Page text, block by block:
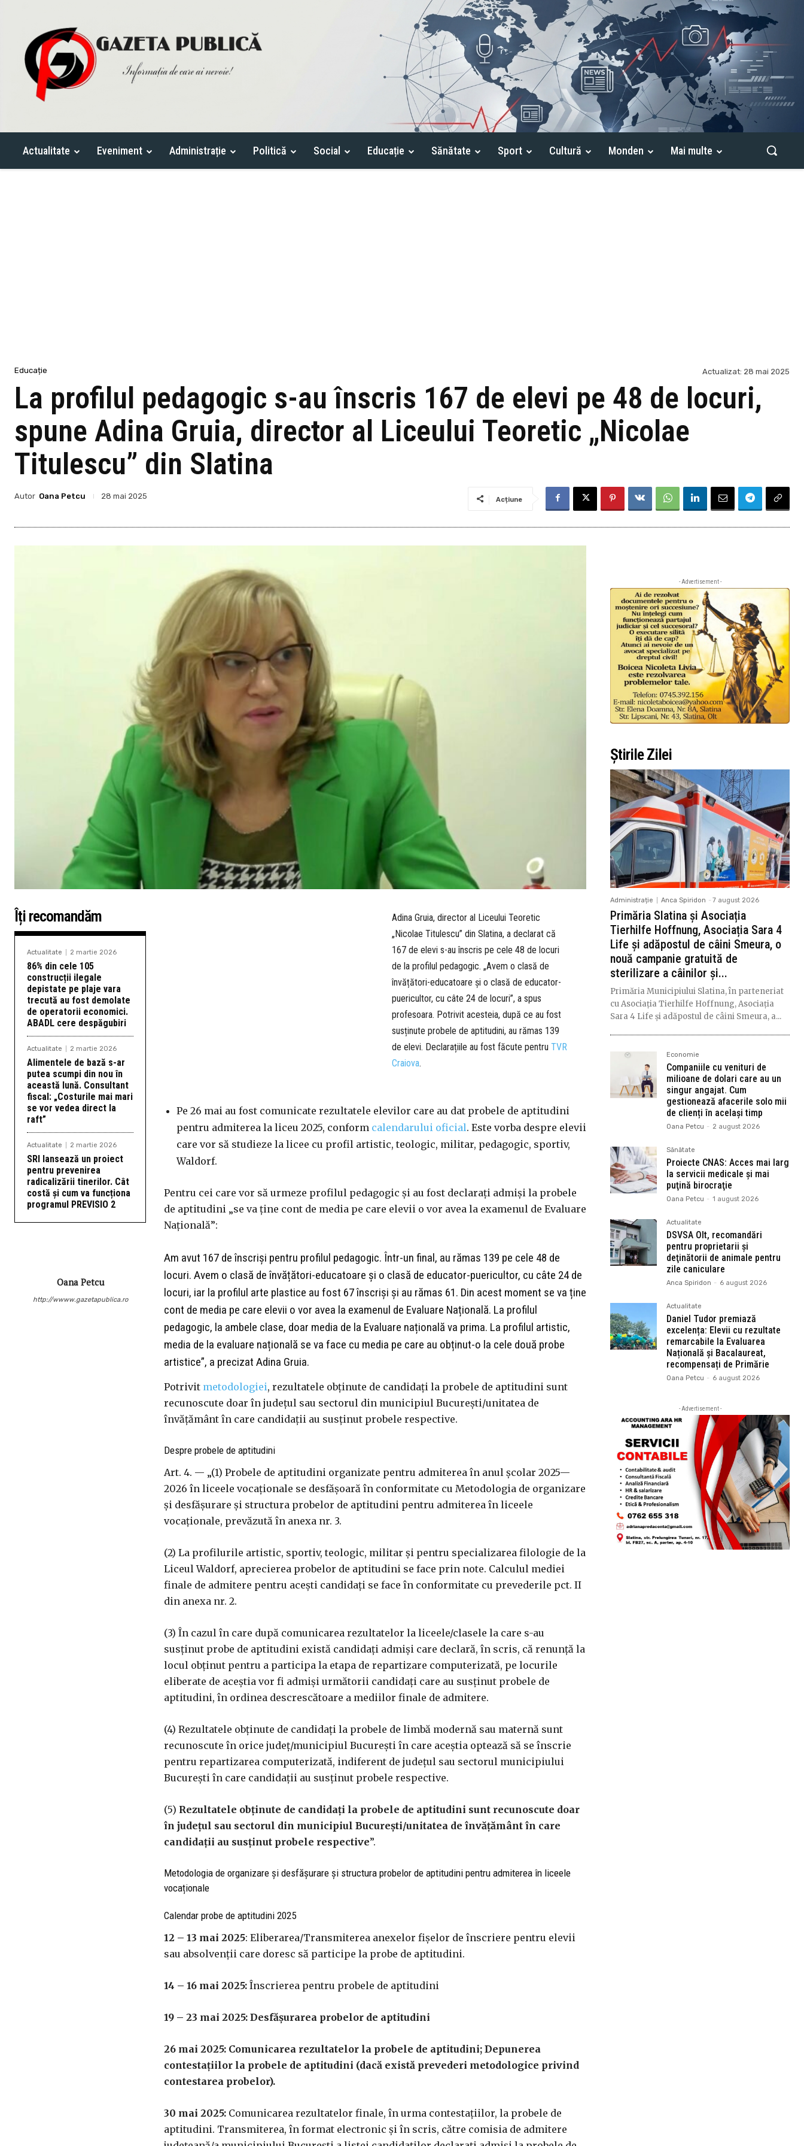
Actualitate Eveniment Administrație Politică Social Educație Sănătate Sport Cultură Monden Mai multe
Educație Actualizat: 28 mai 2025
La profilul pedagogic s-au înscris 167 de elevi pe 48 de locuri,
spune Adina Gruia, director al Liceului Teoretic „Nicolae
Titulescu” din Slatina
Autor Oana Petcu 28 mai 2025 Acțiune
Îți recomandăm
Actualitate 2 martie 2026
86% din cele 105
construcții ilegale
depistate pe plaje vara
trecută au fost demolate
de operatorii economici.
ABADL cere despăgubiri
Actualitate 2 martie 2026
Alimentele de bază s-ar
putea scumpi din nou în
această lună. Consultant
fiscal: „Costurile mai mari
se vor vedea direct la
raft”
Actualitate 2 martie 2026
SRI lansează un proiect
pentru prevenirea
radicalizării tinerilor. Cât
costă și cum va funcționa
programul PREVISIO 2
Oana Petcu
http://wwww.gazetapublica.ro
Adina Gruia, director al Liceului Teoretic
„Nicolae Titulescu” din Slatina, a declarat că
167 de elevi s-au înscris pe cele 48 de locuri
de la profilul pedagogic. „Avem o clasă de
învățători-educatoare și o clasă de educator-
puericultor, cu câte 24 de locuri”, a spus
profesoara. Potrivit acesteia, după ce au fost
susținute probele de aptitudini, au rămas 139
de elevi. Declarațiile au fost făcute pentruTVR
Craiova.
Pe 26 mai au fost comunicate rezultatele elevilor care au dat probele de aptitudini
pentru admiterea la liceu 2025, conform calendarului oficial. Este vorba despre elevii
care vor să studieze la licee cu profil artistic, teologic, militar, pedagogic, sportiv,
Waldorf.
Pentru cei care vor să urmeze profilul pedagogic și au fost declarați admiși la probele
de aptitudini „se va ține cont de media pe care elevii o vor avea la examenul de Evaluare
Națională”:
Am avut 167 de înscriși pentru profilul pedagogic. Într-un final, au rămas 139 pe cele 48 de
locuri. Avem o clasă de învățători-educatoare și o clasă de educator-puericultor, cu câte 24 de
locuri, iar la profilul arte plastice au fost 67 înscriși și au rămas 61. Din acest moment se va ține
cont de media pe care elevii o vor avea la examenul de Evaluare Națională. La profilul
pedagogic, la ambele clase, doar media de la Evaluare națională va prima. La profilul artistic,
media de la evaluare națională se va face cu media pe care au obținut-o la cele două probe
artistice”, a precizat Adina Gruia.
Potrivit metodologiei, rezultatele obținute de candidați la probele de aptitudini sunt
recunoscute doar în județul sau sectorul din municipiul București/unitatea de
învățământ în care candidații au susținut probele respective.
Despre probele de aptitudini
Art. 4. — „(1) Probele de aptitudini organizate pentru admiterea în anul școlar 2025—
2026 în liceele vocaționale se desfășoară în conformitate cu Metodologia de organizare
și desfășurare și structura probelor de aptitudini pentru admiterea în liceele
vocaționale, prevăzută în anexa nr. 3.
(2) La profilurile artistic, sportiv, teologic, militar și pentru specializarea filologie de la
Liceul Waldorf, aprecierea probelor de aptitudini se face prin note. Calculul mediei
finale de admitere pentru acești candidați se face în conformitate cu prevederile pct. II
din anexa nr. 2.
(3) În cazul în care după comunicarea rezultatelor la liceele/clasele la care s-au
susținut probe de aptitudini există candidați admiși care declară, în scris, că renunță la
locul obținut pentru a participa la etapa de repartizare computerizată, pe locurile
eliberate de aceștia vor fi admiși următorii candidați care au susținut probele de
aptitudini, în ordinea descrescătoare a mediilor finale de admitere.
(4) Rezultatele obținute de candidați la probele de limbă modernă sau maternă sunt
recunoscute în orice județ/municipiul București în care aceștia optează să se înscrie
pentru repartizarea computerizată, indiferent de județul sau sectorul municipiului
București în care candidații au susținut probele respective.
(5) Rezultatele obținute de candidați la probele de aptitudini sunt recunoscute doar
în județul sau sectorul din municipiul București/unitatea de învățământ în care
candidații au susținut probele respective”.
Metodologia de organizare și desfășurare și structura probelor de aptitudini pentru admiterea în liceele
vocaționale
Calendar probe de aptitudini 2025
12 – 13 mai 2025: Eliberarea/Transmiterea anexelor fişelor de înscriere pentru elevii
sau absolvenţii care doresc să participe la probe de aptitudini.
14 – 16 mai 2025: Înscrierea pentru probele de aptitudini
19 – 23 mai 2025: Desfăşurarea probelor de aptitudini
26 mai 2025: Comunicarea rezultatelor la probele de aptitudini; Depunerea
contestaţiilor la probele de aptitudini (dacă există prevederi metodologice privind
contestarea probelor).
30 mai 2025: Comunicarea rezultatelor finale, în urma contestaţiilor, la probele de
aptitudini. Transmiterea, în format electronic şi în scris, către comisia de admitere
- Advertisement -
Știrile Zilei
Administrație Anca Spiridon - 7 august 2026
Primăria Slatina și Asociația
Tierhilfe Hoffnung, Asociația Sara 4
Life și adăpostul de câini Smeura, o
nouă campanie gratuită de
sterilizare a câinilor și...
Primăria Municipiului Slatina, în parteneriat
cu Asociația Tierhilfe Hoffnung, Asociația
Sara 4 Life și adăpostul de câini Smeura, a...
Economie
Companiile cu venituri de
milioane de dolari care au un
singur angajat. Cum
gestionează afacerile solo mii
de clienți în același timp
Oana Petcu - 2 august 2026
Sănătate
Proiecte CNAS: Acces mai larg
la servicii medicale și mai
puţină birocraţie
Oana Petcu - 1 august 2026
Actualitate
DSVSA Olt, recomandări
pentru proprietarii şi
deţinătorii de animale pentru
zile caniculare
Anca Spiridon - 6 august 2026
Actualitate
Daniel Tudor premiază
excelența: Elevii cu rezultate
remarcabile la Evaluarea
Națională și Bacalaureat,
recompensați de Primărie
Oana Petcu - 6 august 2026
- Advertisement -